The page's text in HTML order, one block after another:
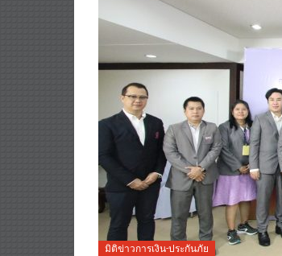
มิติข่าวการเงิน-ประกันภัย